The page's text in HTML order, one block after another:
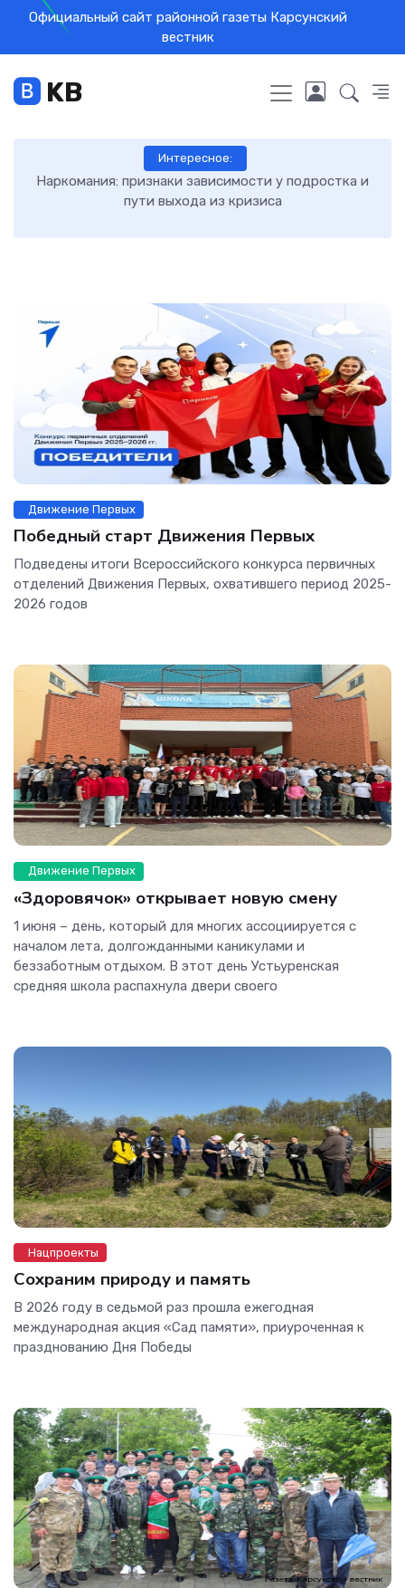
Официальный сайт районной газеты Карсунский
вестник
KB
Интересное:
у подростка и
Ульяновцы принимают участие в
проекта ПФО «МолоТ» для
Движение Первых
Победный старт Движения Первых
Подведены итоги Всероссийского конкурса первичных
отделений Движения Первых, охватившего период 2025-
2026 годов
Движение Первых
«Здоровячок» открывает новую смену
1 июня – день, который для многих ассоциируется с
началом лета, долгожданными каникулами и
беззаботным отдыхом. В этот день Устьуренская
средняя школа распахнула двери своего
Нацпроекты
Сохраним природу и память
В 2026 году в седьмой раз прошла ежегодная
международная акция «Сад памяти», приуроченная к
празднованию Дня Победы